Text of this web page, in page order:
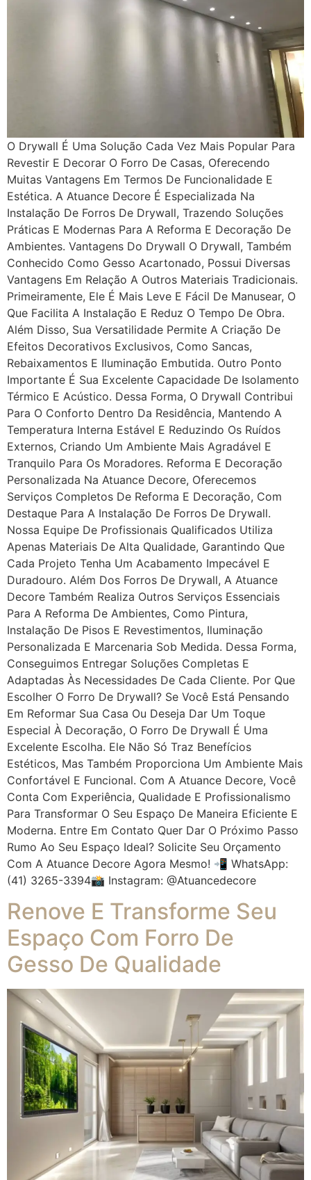
O Drywall É Uma Solução Cada Vez Mais Popular Para
Revestir E Decorar O Forro De Casas, Oferecendo
Muitas Vantagens Em Termos De Funcionalidade E
Estética. A Atuance Decore É Especializada Na
Instalação De Forros De Drywall, Trazendo Soluções
Práticas E Modernas Para A Reforma E Decoração De
Ambientes. Vantagens Do Drywall O Drywall, Também
Conhecido Como Gesso Acartonado, Possui Diversas
Vantagens Em Relação A Outros Materiais Tradicionais.
Primeiramente, Ele É Mais Leve E Fácil De Manusear, O
Que Facilita A Instalação E Reduz O Tempo De Obra.
Além Disso, Sua Versatilidade Permite A Criação De
Efeitos Decorativos Exclusivos, Como Sancas,
Rebaixamentos E Iluminação Embutida. Outro Ponto
Importante É Sua Excelente Capacidade De Isolamento
Térmico E Acústico. Dessa Forma, O Drywall Contribui
Para O Conforto Dentro Da Residência, Mantendo A
Temperatura Interna Estável E Reduzindo Os Ruídos
Externos, Criando Um Ambiente Mais Agradável E
Tranquilo Para Os Moradores. Reforma E Decoração
Personalizada Na Atuance Decore, Oferecemos
Serviços Completos De Reforma E Decoração, Com
Destaque Para A Instalação De Forros De Drywall.
Nossa Equipe De Profissionais Qualificados Utiliza
Apenas Materiais De Alta Qualidade, Garantindo Que
Cada Projeto Tenha Um Acabamento Impecável E
Duradouro. Além Dos Forros De Drywall, A Atuance
Decore Também Realiza Outros Serviços Essenciais
Para A Reforma De Ambientes, Como Pintura,
Instalação De Pisos E Revestimentos, Iluminação
Personalizada E Marcenaria Sob Medida. Dessa Forma,
Conseguimos Entregar Soluções Completas E
Adaptadas Às Necessidades De Cada Cliente. Por Que
Escolher O Forro De Drywall? Se Você Está Pensando
Em Reformar Sua Casa Ou Deseja Dar Um Toque
Especial À Decoração, O Forro De Drywall É Uma
Excelente Escolha. Ele Não Só Traz Benefícios
Estéticos, Mas Também Proporciona Um Ambiente Mais
Confortável E Funcional. Com A Atuance Decore, Você
Conta Com Experiência, Qualidade E Profissionalismo
Para Transformar O Seu Espaço De Maneira Eficiente E
Moderna. Entre Em Contato Quer Dar O Próximo Passo
Rumo Ao Seu Espaço Ideal? Solicite Seu Orçamento
Com A Atuance Decore Agora Mesmo! 📲 WhatsApp:
(41) 3265-3394📸 Instagram: @atuancedecore
Renove E Transforme Seu
Espaço Com Forro De
Gesso De Qualidade